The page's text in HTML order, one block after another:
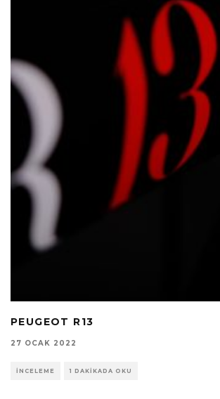
PEUGEOT R13
27 OCAK 2022
İNCELEME 1 DAKIKADA OKU